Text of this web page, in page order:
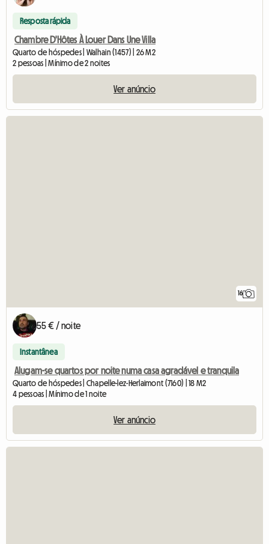
Resposta rápida
Chambre D'Hôtes À Louer Dans Une Villa
Quarto de hóspedes | Walhain (1457) | 26 M2
2 pessoas | Mínimo de 2 noites
Ver anúncio
16
55 € / noite
Instantânea
Alugam-se quartos por noite numa casa agradável e tranquila
Quarto de hóspedes | Chapelle-lez-Herlaimont (7160) | 18 M2
4 pessoas | Mínimo de 1 noite
Ver anúncio